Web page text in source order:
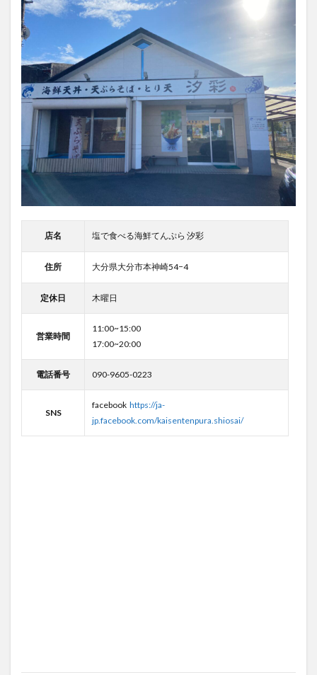
店名 塩で食べる海鮮てんぷら 汐彩
住所 大分県大分市本神崎54−4
定休日 木曜日
営業時間
11:00~15:00
17:00~20:00
電話番号 090-9605-0223
SNS
facebook https://ja-
jp.facebook.com/kaisentenpura.shiosai/